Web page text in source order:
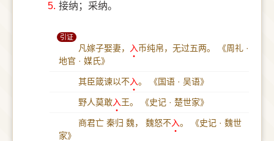
5. 接纳；采纳。
引证
凡嫁子娶妻， 入币纯帛，无过五两。
《周礼 ·
地官 · 媒氏》
其臣箴谏以不入。 《国语 · 吴语》
野人莫敢入王。 《史记 · 楚世家》
商君亡 秦归 魏， 魏怒不入。
《史记 · 魏世
家》